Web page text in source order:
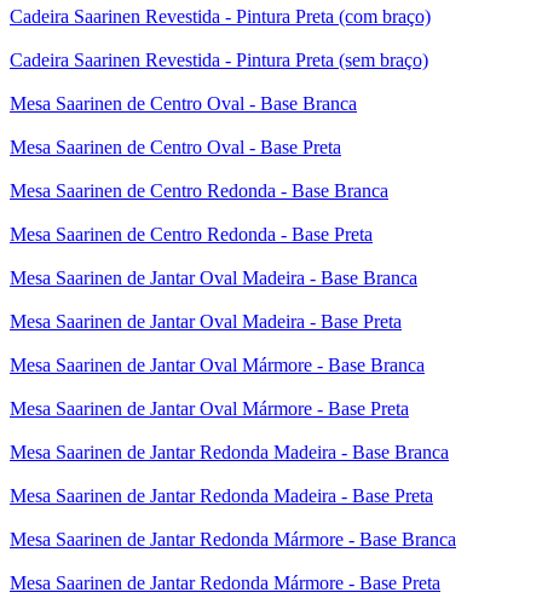
Cadeira Saarinen Revestida - Pintura Preta (com braço)
Cadeira Saarinen Revestida - Pintura Preta (sem braço)
Mesa Saarinen de Centro Oval - Base Branca
Mesa Saarinen de Centro Oval - Base Preta
Mesa Saarinen de Centro Redonda - Base Branca
Mesa Saarinen de Centro Redonda - Base Preta
Mesa Saarinen de Jantar Oval Madeira - Base Branca
Mesa Saarinen de Jantar Oval Madeira - Base Preta
Mesa Saarinen de Jantar Oval Mármore - Base Branca
Mesa Saarinen de Jantar Oval Mármore - Base Preta
Mesa Saarinen de Jantar Redonda Madeira - Base Branca
Mesa Saarinen de Jantar Redonda Madeira - Base Preta
Mesa Saarinen de Jantar Redonda Mármore - Base Branca
Mesa Saarinen de Jantar Redonda Mármore - Base Preta